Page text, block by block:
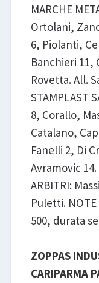
MARCHE
Ortolani,
6, Piolanti,
Banchieri 11,
Rovetta. All.
STAMPLAST
8, Corallo,
Catalano,
Fanelli 2, Di
Avramovic
ARBITRI:
Puletti.
500, durata
ZOPPAS
CARIPARMA